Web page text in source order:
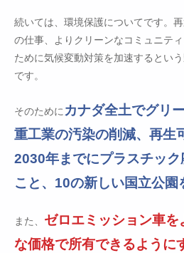
続いては、環境保護についてです。
の仕事、よりクリーンなコミュニテ
ために気候変動対策を加速するとい
です。
そのためにカナダ全土でグリ
重工業の汚染の削減、再生
2030年までにプラスチッ
こと、10の新しい国立公園
また、 ゼロエミッション車
な価格で所有できるように